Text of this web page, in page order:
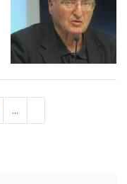
...